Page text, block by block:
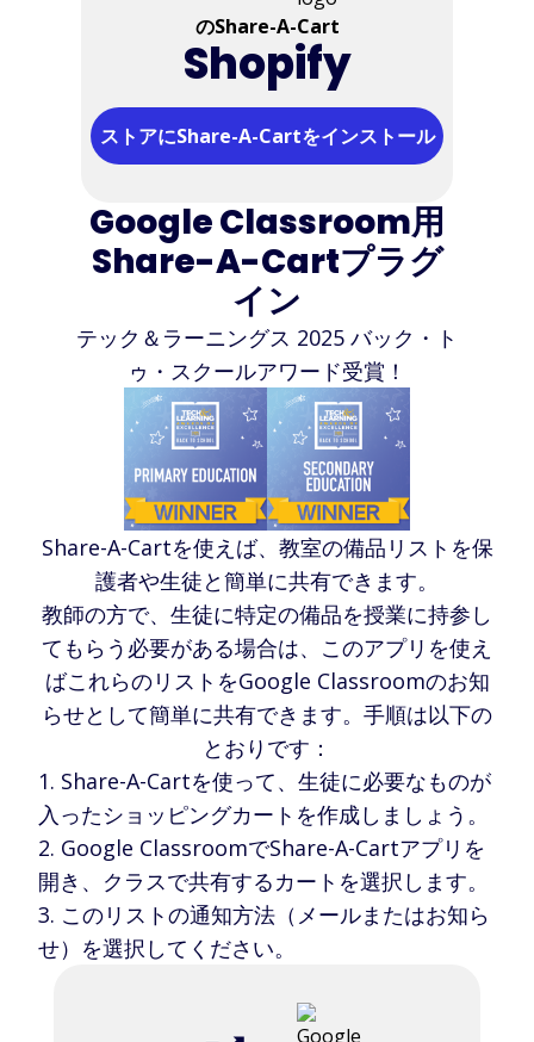
のShare-A-Cart
Shopify
ストアにShare-A-Cartをインストール
Google Classroom用
Share-A-Cartプラグ
イン
テック＆ラーニングス 2025 バック・ト
ゥ・スクールアワード受賞！
Share-A-Cartを使えば、教室の備品リストを保
護者や生徒と簡単に共有できます。
教師の方で、生徒に特定の備品を授業に持参し
てもらう必要がある場合は、このアプリを使え
ばこれらのリストをGoogle Classroomのお知
らせとして簡単に共有できます。手順は以下の
とおりです：
Share-A-Cartを使って、生徒に必要なものが
入ったショッピングカートを作成しましょう。
Google ClassroomでShare-A-Cartアプリを
開き、クラスで共有するカートを選択します。
このリストの通知方法（メールまたはお知ら
せ）を選択してください。